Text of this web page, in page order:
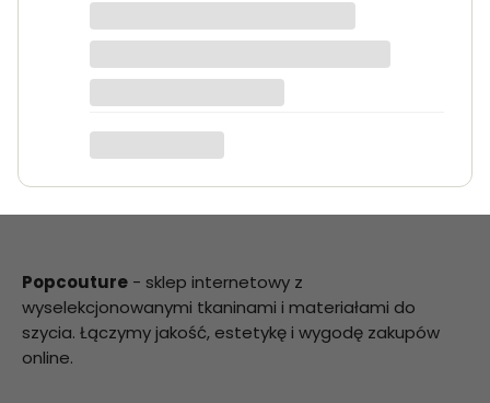
Anna K.
Popcouture - sklep internetowy z
wyselekcjonowanymi tkaninami i materiałami do
szycia. Łączymy jakość, estetykę i wygodę zakupów
online.